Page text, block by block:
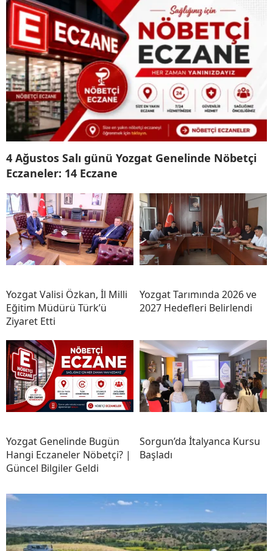
4 Ağustos Salı günü Yozgat Genelinde Nöbetçi
Eczaneler: 14 Eczane
Yozgat Valisi Özkan, İl Milli
Eğitim Müdürü Türk’ü
Ziyaret Etti
Yozgat Tarımında 2026 ve
2027 Hedefleri Belirlendi
Yozgat Genelinde Bugün
Hangi Eczaneler Nöbetçi? |
Güncel Bilgiler Geldi
Sorgun’da İtalyanca Kursu
Başladı